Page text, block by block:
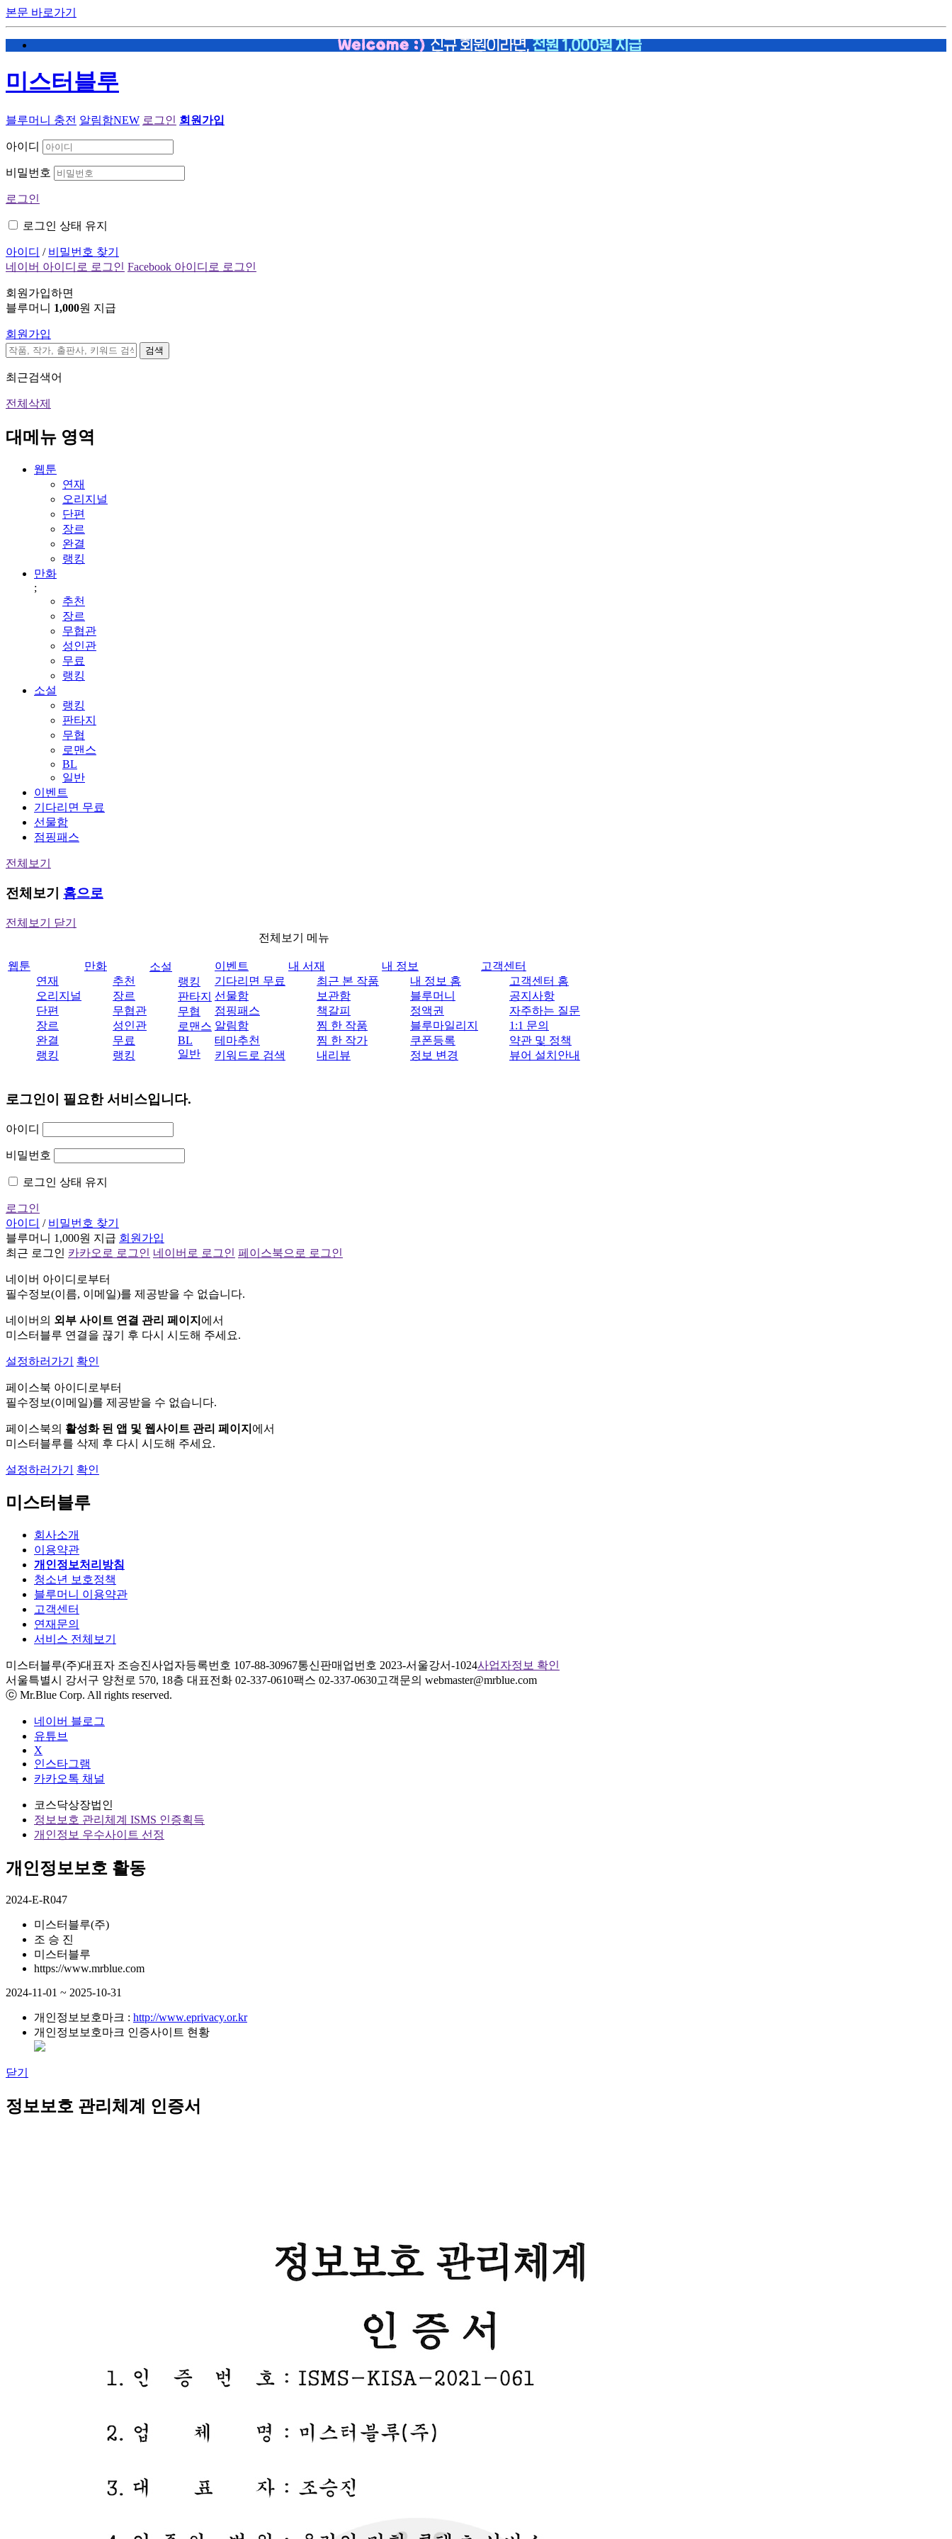
본문 바로가기
미스터블루
블루머니 충전 알림함NEW 로그인 회원가입
아이디
비밀번호
로그인
로그인 상태 유지
아이디 / 비밀번호 찾기
네이버 아이디로 로그인 Facebook 아이디로 로그인
회원가입하면
블루머니 1,000원 지급
회원가입
검색
최근검색어
전체삭제
대메뉴 영역
웹툰
연재
오리지널
단편
장르
완결
랭킹
만화
;
추천
장르
무협관
성인관
무료
랭킹
소설
랭킹
판타지
무협
로맨스
BL
일반
이벤트
기다리면 무료
선물함
점핑패스
전체보기
전체보기 홈으로
전체보기 닫기
전체보기 메뉴
웹툰
연재
오리지널
단편
장르
완결
랭킹
만화
추천
장르
무협관
성인관
무료
랭킹
소설
랭킹
판타지
무협
로맨스
BL
일반
이벤트
기다리면 무료
선물함
점핑패스
알림함
테마추천
키워드로 검색
내 서재
최근 본 작품
보관함
책갈피
찜 한 작품
찜 한 작가
내리뷰
내 정보
내 정보 홈
블루머니
정액권
블루마일리지
쿠폰등록
정보 변경
고객센터
고객센터 홈
공지사항
자주하는 질문
1:1 문의
약관 및 정책
뷰어 설치안내
로그인이 필요한 서비스입니다.
아이디
비밀번호
로그인 상태 유지
로그인
아이디 / 비밀번호 찾기
블루머니 1,000원 지급 회원가입
최근 로그인 카카오로 로그인 네이버로 로그인 페이스북으로 로그인
네이버 아이디로부터
필수정보(이름, 이메일)를 제공받을 수 없습니다.
네이버의 외부 사이트 연결 관리 페이지 에서
미스터블루 연결을 끊기 후 다시 시도해 주세요.
설정하러가기 확인
페이스북 아이디로부터
필수정보(이메일)를 제공받을 수 없습니다.
페이스북의 활성화 된 앱 및 웹사이트 관리 페이지 에서
미스터블루를 삭제 후 다시 시도해 주세요.
설정하러가기 확인
미스터블루
회사소개
이용약관
개인정보처리방침
청소년 보호정책
블루머니 이용약관
고객센터
연재문의
서비스 전체보기
미스터블루(주)대표자 조승진사업자등록번호 107-88-30967통신판매업번호 2023-서울강서-1024사업자정보 확인
서울특별시 강서구 양천로 570, 18층 대표전화 02-337-0610팩스 02-337-0630고객문의 webmaster@mrblue.com
ⓒ Mr.Blue Corp. All rights reserved.
네이버 블로그
유튜브
X
인스타그램
카카오톡 채널
코스닥상장법인
정보보호 관리체계 ISMS 인증획득
개인정보 우수사이트 선정
개인정보보호 활동
2024-E-R047
미스터블루(주)
조 승 진
미스터블루
https://www.mrblue.com
2024-11-01 ~ 2025-10-31
개인정보보호마크 : http://www.eprivacy.or.kr
개인정보보호마크 인증사이트 현황
닫기
정보보호 관리체계 인증서